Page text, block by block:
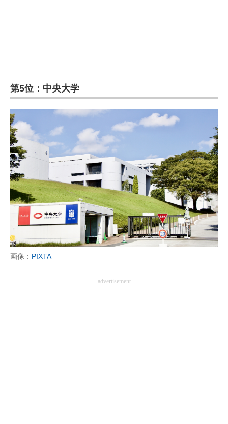
エネルギーの専門メディア
ちょっと気になるネットの話題
第5位：中央大学
画像： PIXTA
advertisement